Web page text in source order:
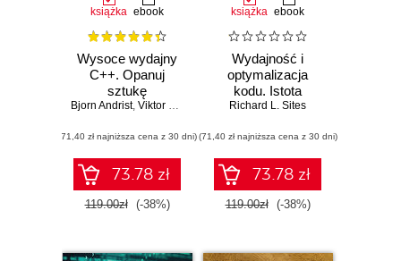
książka ebook
Wysoce wydajny
C++. Opanuj
sztukę
optymalizowania
Wydanie II
Bjorn Andrist, Viktor Sehr
(71,40 zł najniższa cena z 30 dni)
73.78 zł
119.00zł (-38%)
książka ebook
Wydajność i
optymalizacja
kodu. Istota
dynamiki działania
Richard L. Sites
(71,40 zł najniższa cena z 30 dni)
73.78 zł
119.00zł (-38%)